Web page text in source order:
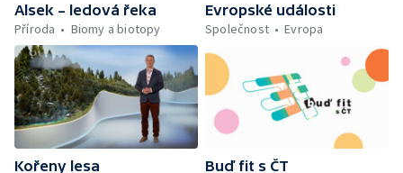
Alsek – ledová řeka
Příroda
Biomy a biotopy
Evropské události
Společnost
Evropa
Kořeny lesa
Buď fit s ČT